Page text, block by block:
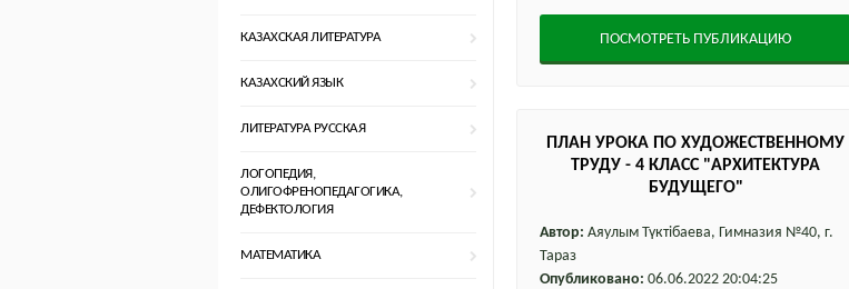
КАЗАХСКАЯ ЛИТЕРАТУРА
КАЗАХСКИЙ ЯЗЫК
ЛИТЕРАТУРА РУССКАЯ
ЛОГОПЕДИЯ,
ОЛИГОФРЕНОПЕДАГОГИКА,
ДЕФЕКТОЛОГИЯ
МАТЕМАТИКА
ПОСМОТРЕТЬ ПУБЛИКАЦИЮ
ПЛАН УРОКА ПО ХУДОЖЕСТВЕННОМУ
ТРУДУ - 4 КЛАСС "АРХИТЕКТУРА
БУДУЩЕГО"
Автор: Аяулым Түктібаева, Гимназия №40, г.
Тараз
Опубликовано: 06.06.2022 20:04:25